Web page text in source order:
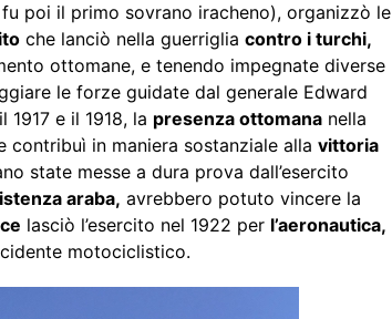
poi il primo sovrano iracheno), organizzò le
che lanciò nella guerriglia contro i turchi,
ottomane, e tenendo impegnate diverse
le forze guidate dal generale Edward
1917 e il 1918, la presenza ottomana nella
contribuì in maniera sostanziale alla vittoria
state messe a dura prova dall’esercito
araba, avrebbero potuto vincere la
lasciò l’esercito nel 1922 per l’aeronautica,
motociclistico.